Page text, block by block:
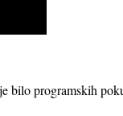
bilo programskih